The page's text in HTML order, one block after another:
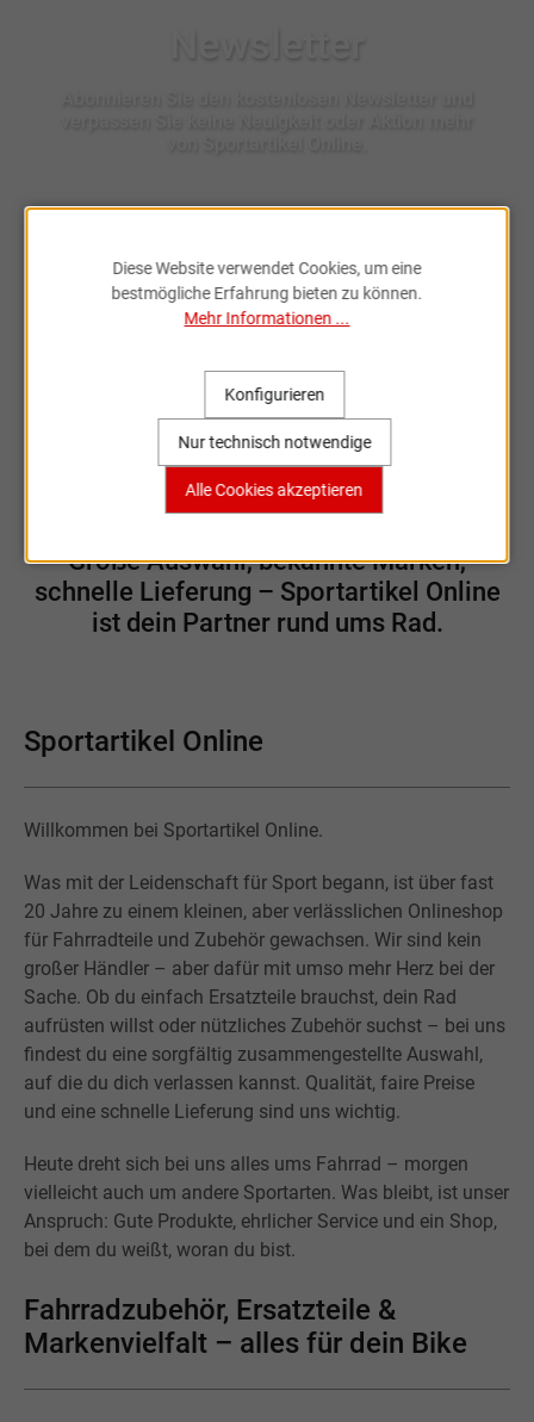
genommen.
Fahrradzubehör & Ersatzteile
online entdecken
Große Auswahl, bekannte Marken,
schnelle Lieferung – Sportartikel Online
ist dein Partner rund ums Rad.
Sportartikel Online
Willkommen bei Sportartikel Online.
Was mit der Leidenschaft für Sport begann, ist über fast
20 Jahre zu einem kleinen, aber verlässlichen Onlineshop
für Fahrradteile und Zubehör gewachsen. Wir sind kein
großer Händler – aber dafür mit umso mehr Herz bei der
Sache. Ob du einfach Ersatzteile brauchst, dein Rad
aufrüsten willst oder nützliches Zubehör suchst – bei uns
findest du eine sorgfältig zusammengestellte Auswahl,
auf die du dich verlassen kannst. Qualität, faire Preise
und eine schnelle Lieferung sind uns wichtig.
Heute dreht sich bei uns alles ums Fahrrad – morgen
vielleicht auch um andere Sportarten. Was bleibt, ist unser
Anspruch: Gute Produkte, ehrlicher Service und ein Shop,
bei dem du weißt, woran du bist.
Fahrradzubehör, Ersatzteile &
Markenvielfalt – alles für dein Bike
Diese Website verwendet Cookies, um eine
bestmögliche Erfahrung bieten zu können.
Mehr Informationen ...
Nur technisch notwendige
Konfigurieren
Alle Cookies akzeptieren